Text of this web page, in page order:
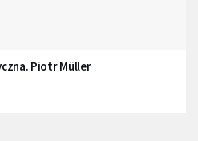
Piotr Müller